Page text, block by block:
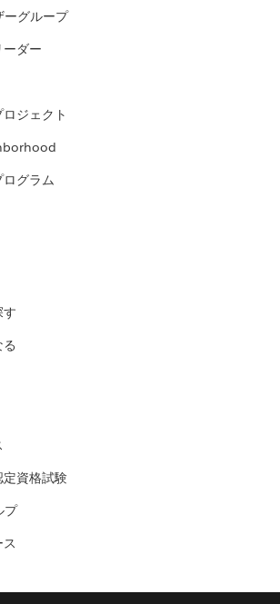
グループ
ーダー
ジェクト
グラム
す
定資格試験
プ